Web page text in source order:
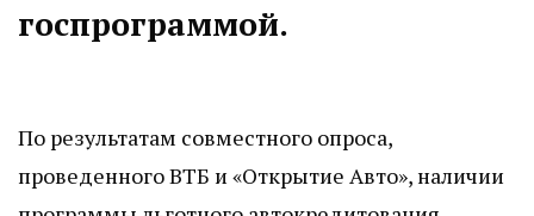
госпрограммой.
По результатам совместного опроса,
проведенного ВТБ и «Открытие Авто», наличии